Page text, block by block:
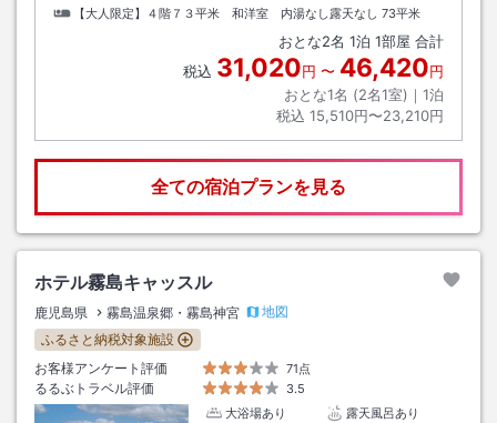
【大人限定】４階７３平米 和洋室 内湯なし露天なし 73平米
おとな2名 1泊 1部屋 合計
税込 31,020円 〜 46,420円
おとな1名 (2名1室)｜ 1泊
税込 15,510円〜23,210円
全ての宿泊プランを見る
ホテル霧島キャッスル
鹿児島県 霧島温泉郷・霧島神宮
地図
ふるさと納税対象施設
お客様アンケート評価
71点
るるぶトラベル評価
3.5
大浴場あり
露天風呂あり